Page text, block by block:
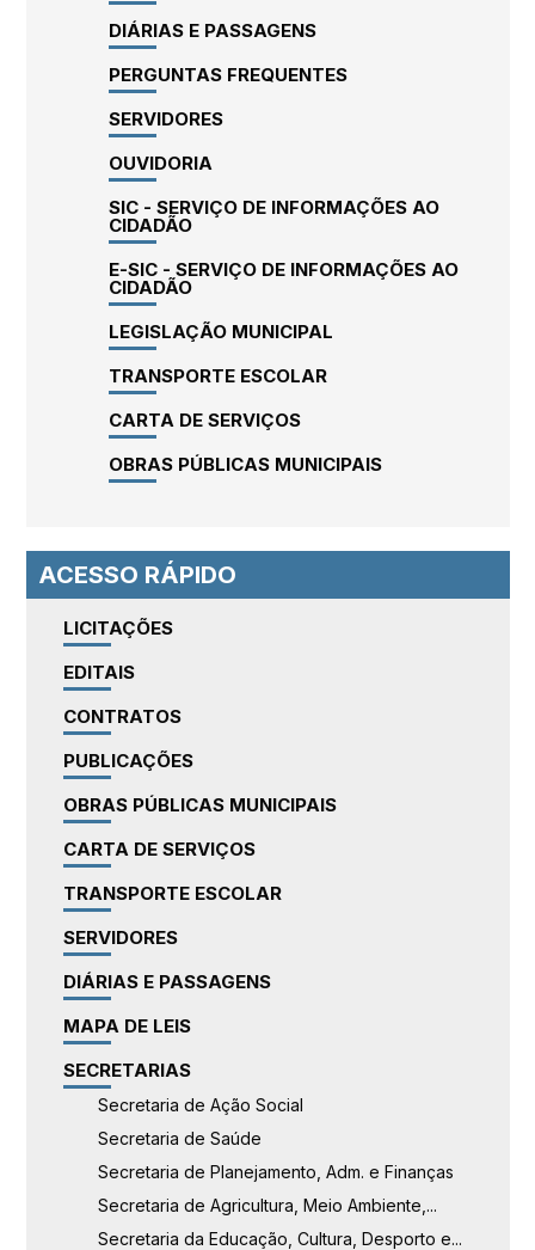
DIÁRIAS E PASSAGENS
PERGUNTAS FREQUENTES
SERVIDORES
OUVIDORIA
SIC - SERVIÇO DE INFORMAÇÕES AO
CIDADÃO
E-SIC - SERVIÇO DE INFORMAÇÕES AO
CIDADÃO
LEGISLAÇÃO MUNICIPAL
TRANSPORTE ESCOLAR
CARTA DE SERVIÇOS
OBRAS PÚBLICAS MUNICIPAIS
ACESSO RÁPIDO
LICITAÇÕES
EDITAIS
CONTRATOS
PUBLICAÇÕES
OBRAS PÚBLICAS MUNICIPAIS
CARTA DE SERVIÇOS
TRANSPORTE ESCOLAR
SERVIDORES
DIÁRIAS E PASSAGENS
MAPA DE LEIS
SECRETARIAS
Secretaria de Ação Social
Secretaria de Saúde
Secretaria de Planejamento, Adm. e Finanças
Secretaria de Agricultura, Meio Ambiente,...
Secretaria da Educação, Cultura, Desporto e...